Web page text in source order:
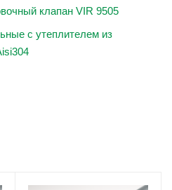
клапан VIR 9505
с утеплителем из